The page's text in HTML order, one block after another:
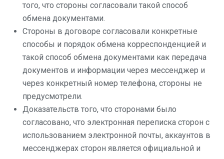
того, что стороны согласовали такой способ
обмена документами.
Стороны в договоре согласовали конкретные
способы и порядок обмена корреспонденцией и
такой способ обмена документами как передача
документов и информации через мессенджер и
через конкретный номер телефона, стороны не
предусмотрели.
Доказательств того, что сторонами было
согласовано, что электронная переписка сторон с
использованием электронной почты, аккаунтов в
мессенджерах сторон является официальной и